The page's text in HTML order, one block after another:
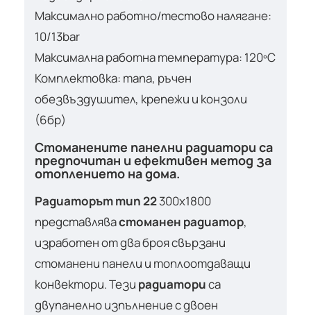
Максимално работно/тестово налягане:
10/13bar
Максимална работна температура: 120ºС
Комплектовка: тапа, ръчен
обезвъздушител, крепежи и конзоли
(6бр)
Стоманените панелни радиатори са
предпочитан и ефективен метод за
отоплението на дома.
Радиаторът тип 22300х1800
представлявастоманен радиатор,
изработен от два броя свързани
стоманени панели и топлоотдаващи
конвектори. Тези радиаториса
двупанелно изпълнение с двоен